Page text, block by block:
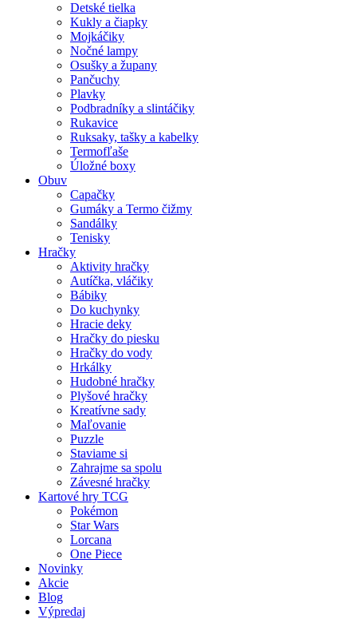
Detské tielka
Kukly a čiapky
Mojkáčiky
Nočné lampy
Osušky a župany
Pančuchy
Plavky
Podbradníky a slintáčiky
Rukavice
Ruksaky, tašky a kabelky
Termofľaše
Úložné boxy
Obuv
Capačky
Gumáky a Termo čižmy
Sandálky
Tenisky
Hračky
Aktivity hračky
Autíčka, vláčiky
Bábiky
Do kuchynky
Hracie deky
Hračky do piesku
Hračky do vody
Hrkálky
Hudobné hračky
Plyšové hračky
Kreatívne sady
Maľovanie
Puzzle
Staviame si
Zahrajme sa spolu
Závesné hračky
Kartové hry TCG
Pokémon
Star Wars
Lorcana
One Piece
Novinky
Akcie
Blog
Výpredaj